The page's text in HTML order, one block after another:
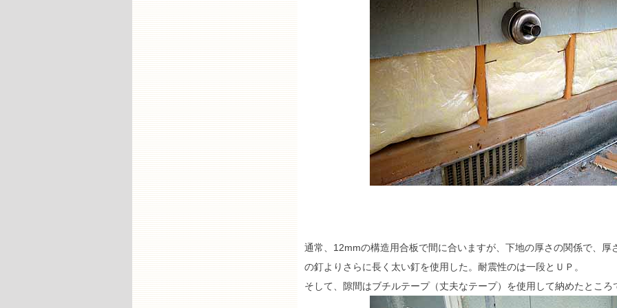
通常、12mmの構造用合板で間に合いますが、下地の厚さの関係で、
の釘よりさらに長く太い釘を使用した。耐震性のは一段とＵＰ。
そして、隙間はブチルテープ（丈夫なテープ）を使用して納めたところ